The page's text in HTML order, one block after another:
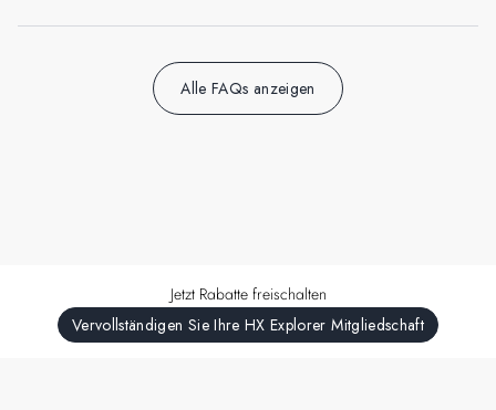
Alle FAQs anzeigen
Jetzt Rabatte freischalten
Vervollständigen Sie Ihre HX Explorer Mitgliedschaft